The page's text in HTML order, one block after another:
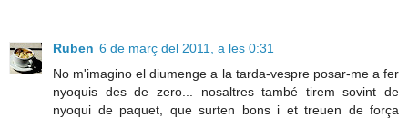
Ruben 6 de març del 2011, a les 0:31
No m'imagino el diumenge a la tarda-vespre posar-me a fer
nyoquis des de zero... nosaltres també tirem sovint de
nyoqui de paquet, que surten bons i et treuen de força